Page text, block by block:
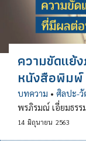
ความขัดแย้
หนังสือพิมพ์
บทความ • ศิลปะ-
พรภิรมณ์ เอี่ยมธรร
14 มิถุนายน 2563